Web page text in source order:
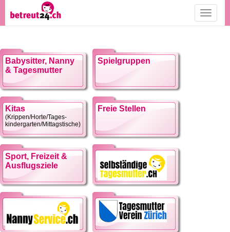
Toggle
Babysitter, Nanny
& Tagesmutter
Spielgruppen
Kitas
(Krippen/Horte/Tages-
kindergarten/Mittagstische)
Freie Stellen
Sport, Freizeit &
Ausflugsziele